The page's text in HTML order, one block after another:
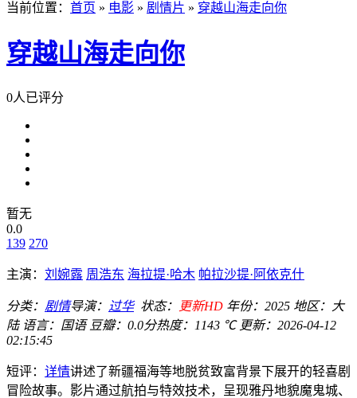
当前位置： 首页 » 电影 » 剧情片 » 穿越山海走向你
穿越山海走向你
0人已评分
暂无
0.0
139 270
主演： 刘婉露 周浩东 海拉提·哈木 帕拉沙提·阿依克什
分类： 剧情导演： 过华 状态： 更新HD 年份： 2025 地区：
大
陆 语言： 国语 豆瓣：0.0分热度：1143 ℃ 更新： 2026-04-12
02:15:45
短评： 详情讲述了新疆福海等地脱贫致富背景下展开的轻喜剧
冒险故事。影片通过航拍与特效技术，呈现雅丹地貌魔鬼城、